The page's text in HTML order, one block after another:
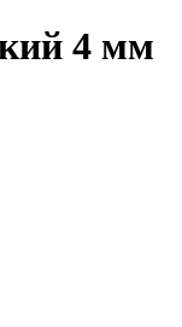
4 мм